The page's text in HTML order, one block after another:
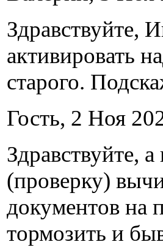
Здравствуйте,
активировать
старого.
Гость, 2 Ноя
Здравствуйте,
(проверку)
документов на
тормозить и